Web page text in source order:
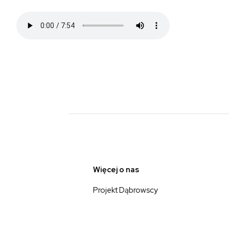
Więcej o nas
Projekt Dąbrowscy